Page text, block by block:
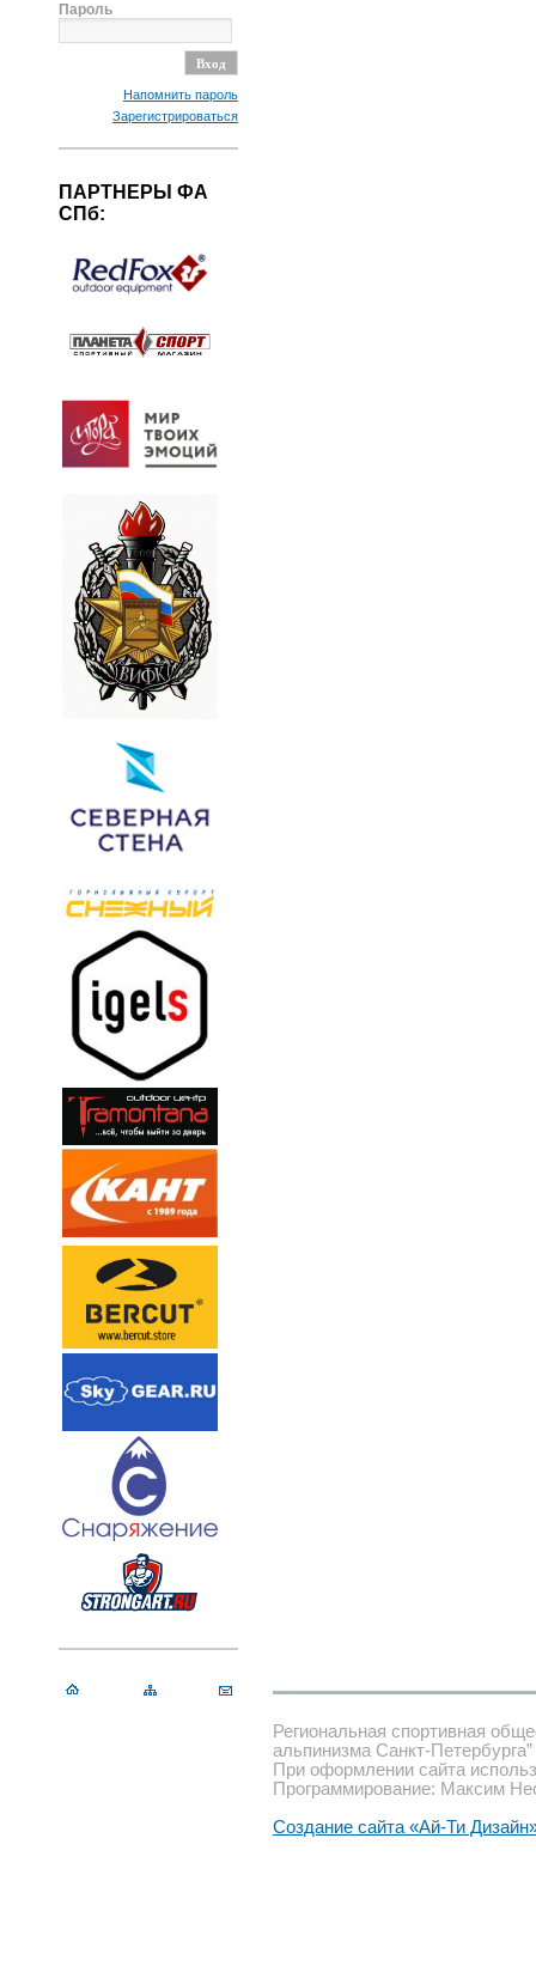
Пароль
Напомнить пароль
Зарегистрироваться
ПАРТНЕРЫ ФА
СПб:
Региональная спортивная
альпинизма Санкт-Петербурга”
При оформлении сайта
Программирование: Максим
Создание сайта «Ай-Ти